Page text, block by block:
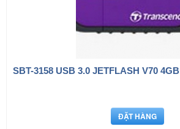
SBT-3158 USB 3.0 JETFLASH V70 4GB